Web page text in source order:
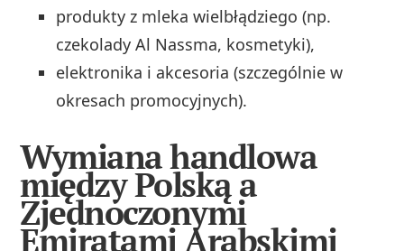
produkty z mleka wielbłądziego (np.
czekolady Al Nassma, kosmetyki),
elektronika i akcesoria (szczególnie w
okresach promocyjnych).
Wymiana handlowa
między Polską a
Zjednoczonymi
Emiratami Arabskimi